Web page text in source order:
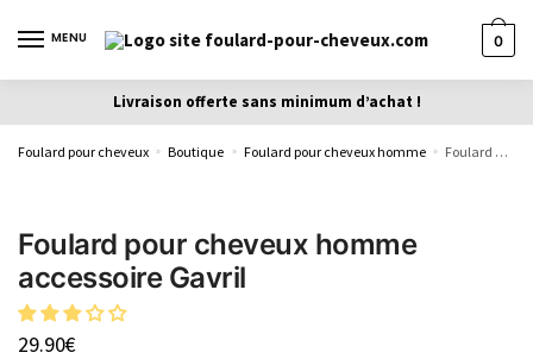
MENU 0
Livraison offerte sans minimum d’achat !
Foulard pour cheveux » Boutique » Foulard pour cheveux homme » Foulard pour cheveux homme accessoire Gavril
Foulard pour cheveux homme
accessoire Gavril
29.90€